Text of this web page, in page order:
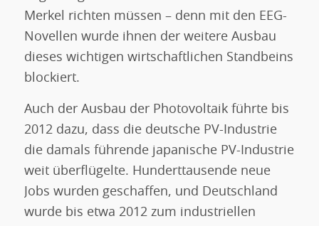
Merkel richten müssen – denn mit den EEG-
Novellen wurde ihnen der weitere Ausbau
dieses wichtigen wirtschaftlichen Standbeins
blockiert.
Auch der Ausbau der Photovoltaik führte bis
2012 dazu, dass die deutsche PV-Industrie
die damals führende japanische PV-Industrie
weit überflügelte. Hunderttausende neue
Jobs wurden geschaffen, und Deutschland
wurde bis etwa 2012 zum industriellen